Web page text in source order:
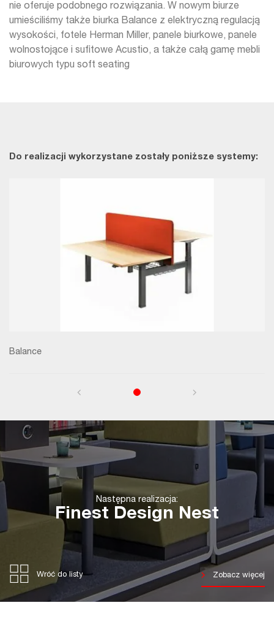
nie oferuje podobnego rozwiązania. W nowym biurze
umieściliśmy także biurka Balance z elektryczną regulacją
wysokości, fotele Herman Miller, panele biurkowe, panele
wolnostojące i sufitowe Acustio, a także całą gamę mebli
biurowych typu soft seating
Do realizacji wykorzystane zostały poniższe systemy:
Balance
Następna realizacja:
Finest Design Nest
Wróć do listy Zobacz więcej